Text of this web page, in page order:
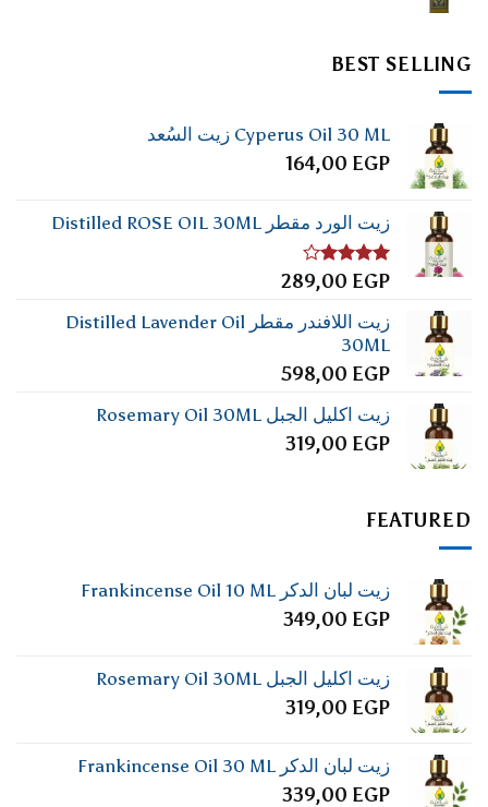
BEST SELLING
Cyperus Oil 30 ML زيت السُعد
164,00 EGP
زيت الورد مقطر Distilled ROSE OIL 30ML
تم
من
5
289,00 EGP
زيت اللافندر مقطر Distilled Lavender Oil
30ML
598,00 EGP
زيت اكليل الجبل Rosemary Oil 30ML
319,00 EGP
FEATURED
زيت لبان الدكر Frankincense Oil 10 ML
349,00 EGP
زيت اكليل الجبل Rosemary Oil 30ML
319,00 EGP
زيت لبان الدكر Frankincense Oil 30 ML
339,00 EGP